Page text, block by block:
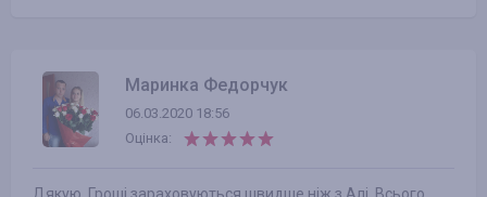
Маринка Федорчук
06.03.2020 18:56
Оцінка: